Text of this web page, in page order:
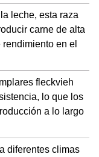
leche, esta raza
carne de alta
en el
fleckvieh
lo que los
a lo largo
diferentes climas